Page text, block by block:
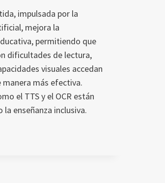
impulsada por la
mejora la
permitiendo que
dificultades de lectura,
visuales accedan
más efectiva.
el TTS y el OCR están
enseñanza inclusiva.